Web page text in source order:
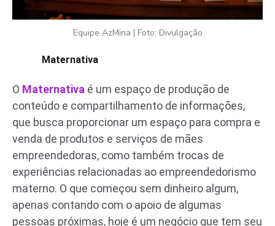
Equipe AzMina | Foto: Divulgação
Maternativa
O Maternativa é um espaço de produção de
conteúdo e compartilhamento de informações,
que busca proporcionar um espaço para compra e
venda de produtos e serviços de mães
empreendedoras, como também trocas de
experiências relacionadas ao empreendedorismo
materno. O que começou sem dinheiro algum,
apenas contando com o apoio de algumas
pessoas próximas, hoje é um negócio que tem seu